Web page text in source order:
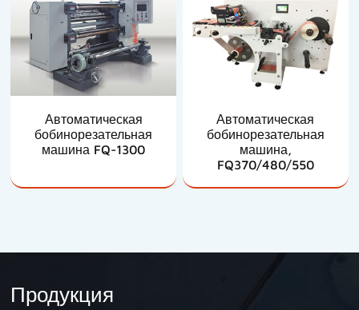
Автоматическая
бобинорезательная
машина FQ-1300
Автоматическая
бобинорезательная
машина,
FQ370/480/550
Продукция